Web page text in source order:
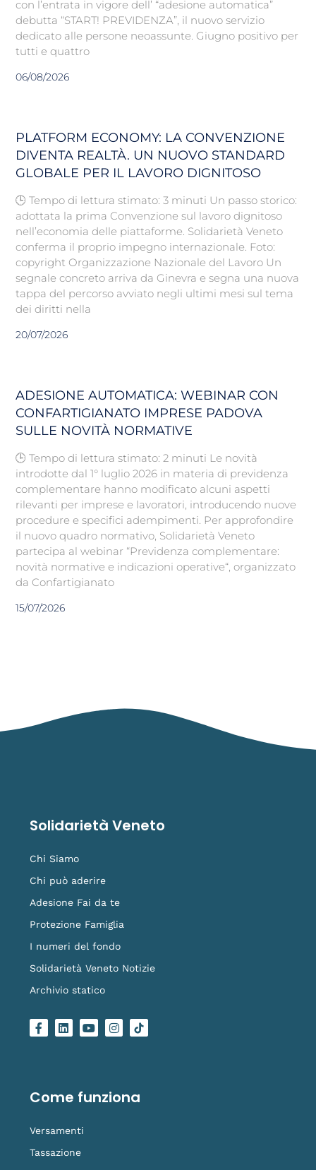
con l’entrata in vigore dell’ “adesione automatica”
debutta “START! PREVIDENZA”, il nuovo servizio
dedicato alle persone neoassunte. Giugno positivo per
tutti e quattro
06/08/2026
PLATFORM ECONOMY: LA CONVENZIONE
DIVENTA REALTÀ. UN NUOVO STANDARD
GLOBALE PER IL LAVORO DIGNITOSO
🕒 Tempo di lettura stimato: 3 minuti Un passo storico:
adottata la prima Convenzione sul lavoro dignitoso
nell’economia delle piattaforme. Solidarietà Veneto
conferma il proprio impegno internazionale. Foto:
copyright Organizzazione Nazionale del Lavoro Un
segnale concreto arriva da Ginevra e segna una nuova
tappa del percorso avviato negli ultimi mesi sul tema
dei diritti nella
20/07/2026
ADESIONE AUTOMATICA: WEBINAR CON
CONFARTIGIANATO IMPRESE PADOVA
SULLE NOVITÀ NORMATIVE
🕒 Tempo di lettura stimato: 2 minuti Le novità
introdotte dal 1° luglio 2026 in materia di previdenza
complementare hanno modificato alcuni aspetti
rilevanti per imprese e lavoratori, introducendo nuove
procedure e specifici adempimenti. Per approfondire
il nuovo quadro normativo, Solidarietà Veneto
partecipa al webinar “Previdenza complementare:
novità normative e indicazioni operative“, organizzato
da Confartigianato
15/07/2026
Solidarietà Veneto
Chi Siamo
Chi può aderire
Adesione Fai da te
Protezione Famiglia
I numeri del fondo
Solidarietà Veneto Notizie
Archivio statico
F
a
o
k
L
i
n
Y
o
I
n
a
L
o
k
Come funziona
Versamenti
Tassazione